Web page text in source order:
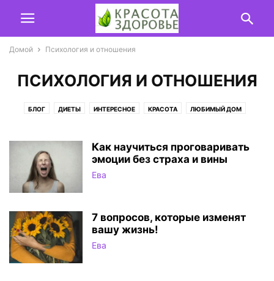
Домой Психология и отношения
ПСИХОЛОГИЯ И ОТНОШЕНИЯ
БЛОГ ДИЕТЫ ИНТЕРЕСНОЕ КРАСОТА ЛЮБИМЫЙ ДОМ
ПСИХОЛОГИЯ И ОТНОШЕНИЯ
Как научиться проговаривать
эмоции без страха и вины
Ева
7 вопросов, которые изменят
вашу жизнь!
Ева